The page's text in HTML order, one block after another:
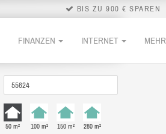
BIS ZU 900 € SPAREN
FINANZEN INTERNET MEHR
50 m² 100 m² 150 m² 280 m²